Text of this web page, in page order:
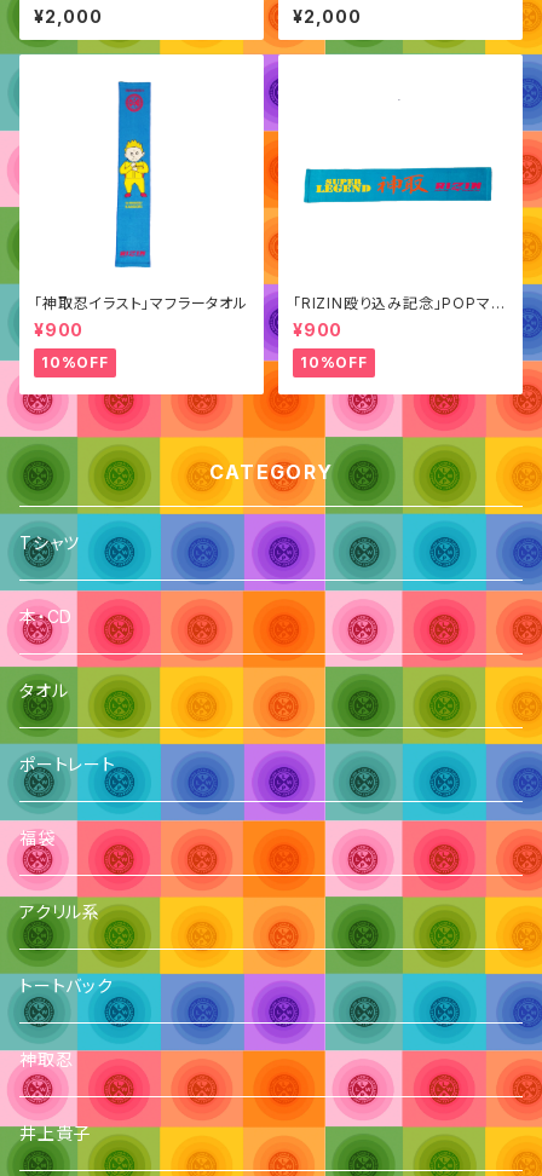
¥2,000 ¥2,000
「神取忍イラスト」マフラータオル
¥900
10%OFF
「RIZIN殴り込み記念」POPマフ
ラータオル
¥900
10%OFF
CATEGORY
Tシャツ
本・CD
タオル
ポートレート
福袋
アクリル系
トートバック
神取忍
井上貴子